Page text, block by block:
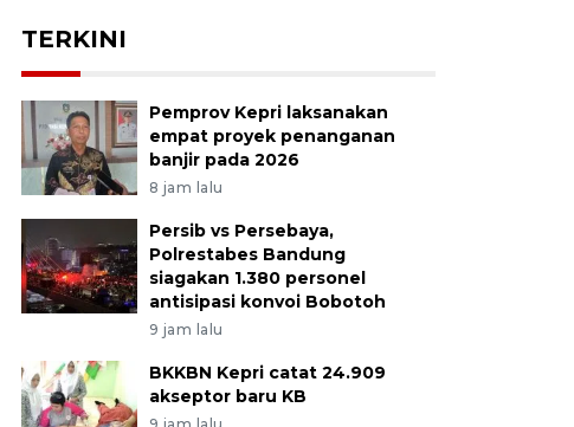
TERKINI
Pemprov Kepri laksanakan
empat proyek penanganan
banjir pada 2026
8 jam lalu
Persib vs Persebaya,
Polrestabes Bandung
siagakan 1.380 personel
antisipasi konvoi Bobotoh
9 jam lalu
BKKBN Kepri catat 24.909
akseptor baru KB